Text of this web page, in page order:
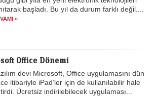
başladı. Bu yıl da durum farklı değil....
»
Office Dönemi
devi Microsoft, Office uygulamasını dün
itibariyle iPad’ler için de kullanılabilir hale
Ücretsiz indirilebilecek uygulaması...